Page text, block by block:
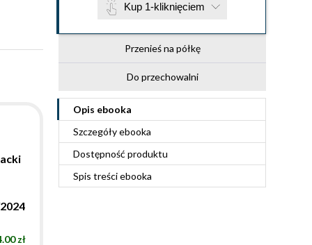
Kup 1-kliknięciem
Przenieś na półkę
Do przechowalni
Opis ebooka
Szczegółyebooka
Dostępność produktu
Spis treściebooka
zł